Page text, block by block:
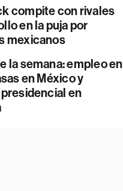
compite con rivales
en la puja por
mexicanos
la semana: empleo en
en México y
en